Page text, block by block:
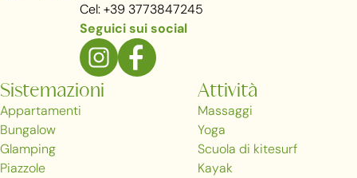
Cel: +39 3773847245
Seguici sui social
Sistemazioni
Appartamenti
Bungalow
Glamping
Piazzole
Attività
Massaggi
Yoga
Scuola di kitesurf
Kayak